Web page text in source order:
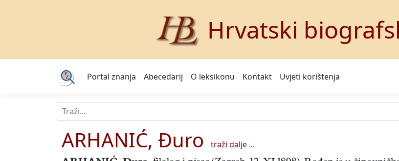
Hrvatski
Portal znanja Abecedarij O leksikonu Kontakt Uvjeti korištenja
ARHANIĆ, Đuro traži dalje ...